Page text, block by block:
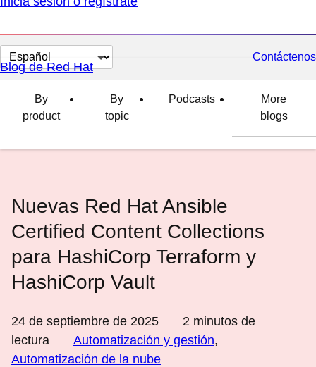
Cambiar
el
idioma
Contáctenos
Blog de Red Hat
By
product
By
topic
Podcasts
More
blogs
Nuevas Red Hat Ansible
Certified Content Collections
para HashiCorp Terraform y
HashiCorp Vault
24 de septiembre de 2025 2 minutos de
lectura
Automatización y gestión,
Automatización de la nube